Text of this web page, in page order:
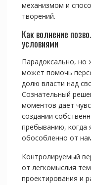
механизмом и
творений.
Как волнение
условиями
Парадоксально, но
может помочь
долю власти над
Сознательный
моментов дает
создании
пребыванию, когда
обособленно от
Контролируемый
от легкомыслия
проектирования и